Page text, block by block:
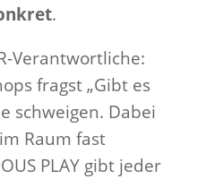
.
Verantwortliche:
fragst „Gibt es
schweigen. Dabei
Raum fast
PLAY gibt jeder